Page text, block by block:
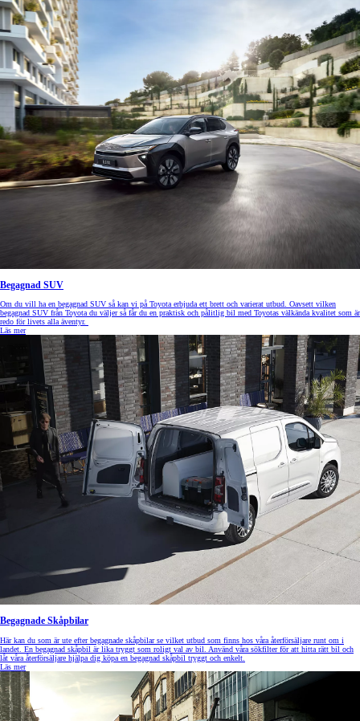
Begagnad SUV
Om du vill ha en begagnad SUV så kan vi på Toyota erbjuda ett brett och varierat utbud. Oavsett vilken
begagnad SUV från Toyota du väljer så får du en praktisk och pålitlig bil med Toyotas välkända kvalitet som är
redo för livets alla äventyr.
Läs mer
Begagnade Skåpbilar
Här kan du som är ute efter begagnade skåpbilar se vilket utbud som finns hos våra återförsäljare runt om i
landet. En begagnad skåpbil är lika tryggt som roligt val av bil. Använd våra sökfilter för att hitta rätt bil och
låt våra återförsäljare hjälpa dig köpa en begagnad skåpbil tryggt och enkelt.
Läs mer